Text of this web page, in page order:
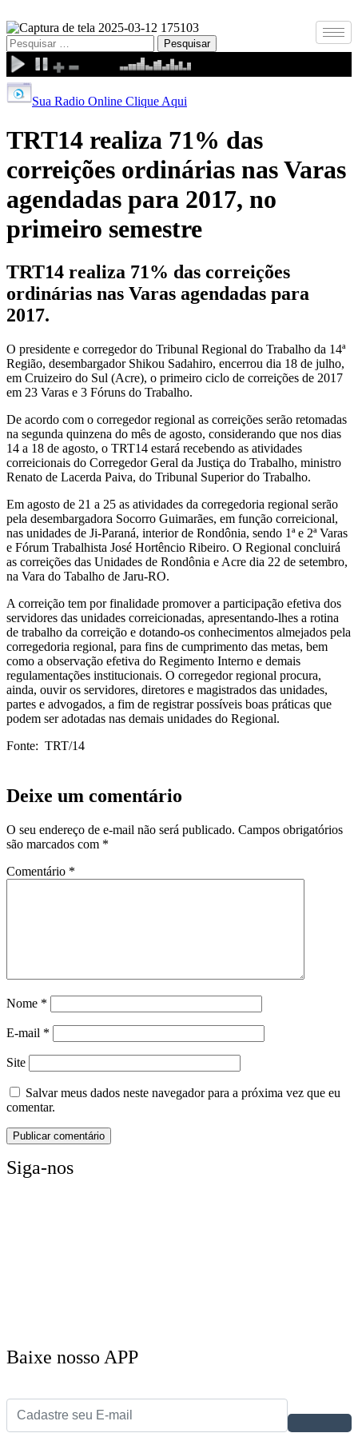
Pesquisar
por:
Sua Radio Online Clique Aqui
TRT​14​ realiza 71% das
correições ordinárias nas Varas
agendadas para 2017, no
primeiro semestre
TRT​14​ realiza 71% das correições
ordinárias nas Varas agendadas para
2017.
O presidente e corregedor do Tribunal Regional do Trabalho da 14ª
Região, desembargador Shikou Sadahiro, encerrou dia 18 de julho,
em Cruizeiro do Sul (Acre), o primeiro ciclo de correições de 2017
em 23 Varas e 3 Fóruns do Trabalho.
De acordo com o corregedor regional as correições serão retomadas
na segunda quinzena do mês de agosto, considerando que nos dias
14 a 18 de agosto, o TRT14 estará recebendo as atividades
correicionais do Corregedor Geral da Justiça do Trabalho, ministro
Renato de Lacerda Paiva, do Tribunal Superior do Trabalho.
Em agosto de 21 a 25 as atividades da corregedoria regional serão
pela desembargadora Socorro Guimarães, em função correicional,
nas unidades de Ji-Paraná, interior de Rondônia, sendo 1ª e 2ª Varas
e Fórum Trabalhista José Hortêncio Ribeiro. O Regional concluirá
as correições das Unidades de Rondônia e Acre dia 22 de setembro,
na Vara do Tabalho de Jaru-RO.
A correição tem por finalidade promover a participação efetiva dos
servidores das unidades correicionadas, apresentando-lhes a rotina
de trabalho da correição e dotando-os conhecimentos almejados pela
corregedoria regional, para fins de cumprimento das metas, bem
como a observação efetiva do Regimento Interno e demais
regulamentações institucionais. O corregedor regional procura,
ainda, ouvir os servidores, diretores e magistrados das unidades,
partes e advogados, a fim de registrar possíveis boas práticas que
podem ser adotadas nas demais unidades do Regional.
Fonte: TRT/14
Deixe um comentário
O seu endereço de e-mail não será publicado. Campos obrigatórios
são marcados com *
Comentário *
Nome *
E-mail *
Site
Salvar meus dados neste navegador para a próxima vez que eu
comentar.
Siga-nos
Baixe nosso APP